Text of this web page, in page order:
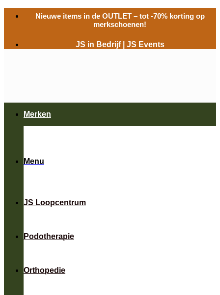
naar
Nieuwe items in de OUTLET– tot -70% korting op
merkschoenen!
JS in Bedrijf JS Events
Menu
JS Loopcentrum
Podotherapie
Orthopedie
Merken